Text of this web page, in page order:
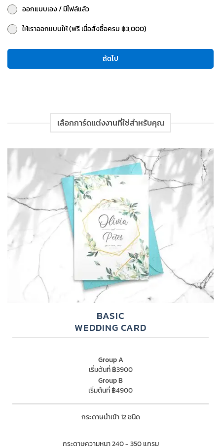
ออกแบบเอง / มีไฟล์แล้ว
ให้เราออกแบบให้ (ฟรี เมื่อสั่งซื้อครบ ฿3,000)
ถัดไป
เลือกการ์ดแต่งงานที่ใช่สำหรับคุณ
BASIC
WEDDING CARD
Group A
เริ่มต้นที่ ฿3900
Group B
เริ่มต้นที่ ฿4900
กระดาษนำเข้า 12 ชนิด
กระดาษความหนา 240 - 350 แกรม